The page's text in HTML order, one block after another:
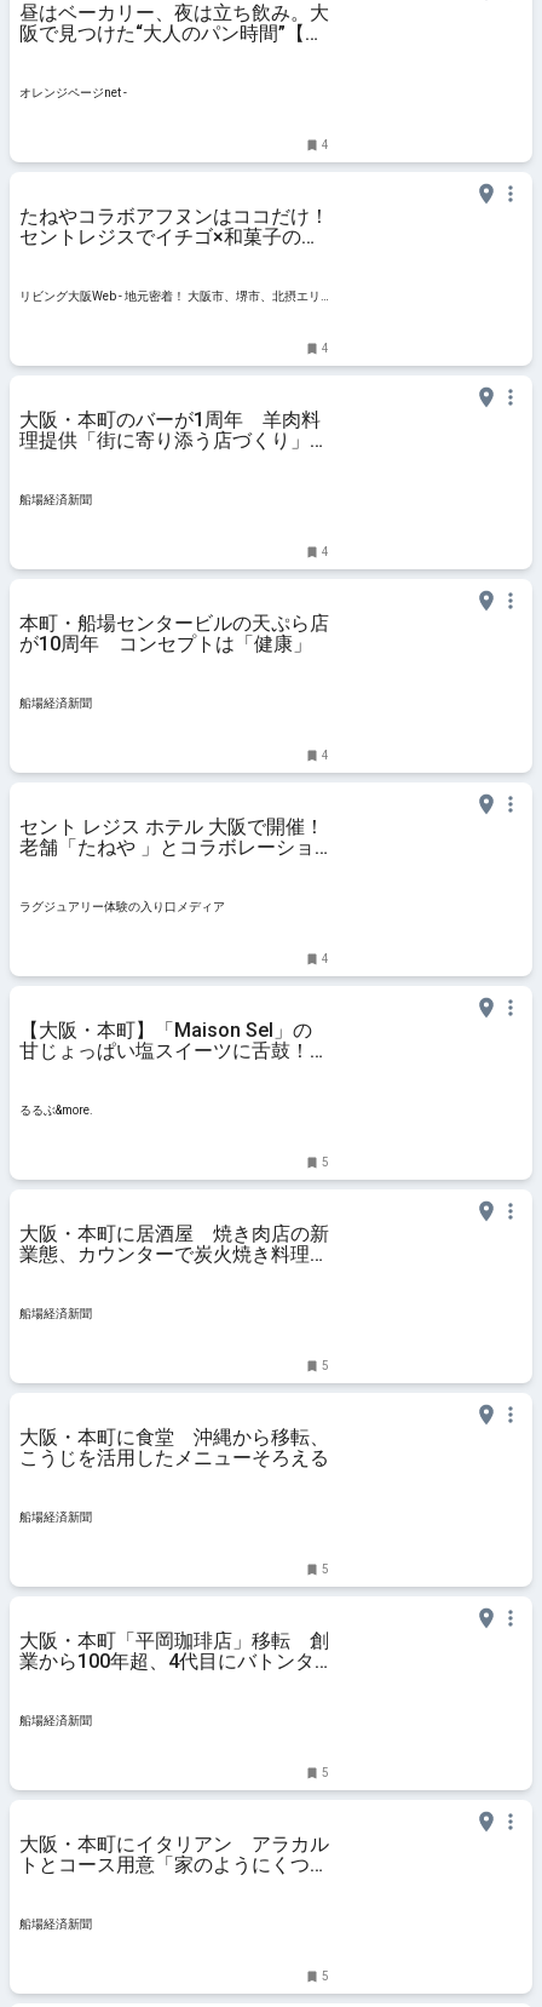
昼はベーカリー、夜は立ち飲み。大
阪で見つけた“大人のパン時間”【お
オレンジページnet -
4
たねやコラボアフヌンはココだけ！
セントレジスでイチゴ×和菓子の幸
リビング大阪Web - 地元密着！ 大阪市、堺市、北摂エリ
4
大阪・本町のバーが1周年 羊肉料
理提供「街に寄り添う店づくり」目
船場経済新聞
4
本町・船場センタービルの天ぷら店
が10周年 コンセプトは「健康」
船場経済新聞
4
セント レジス ホテル 大阪で開催！
老舗「たねや 」とコラボレーショ
ラグジュアリー体験の入り口メディア
4
【大阪・本町】「Maison Sel」の
甘じょっぱい塩スイーツに舌鼓！
るるぶ&more.
5
大阪・本町に居酒屋 焼き肉店の新
業態、カウンターで炭火焼き料理提
船場経済新聞
5
大阪・本町に食堂 沖縄から移転、
こうじを活用したメニューそろえる
船場経済新聞
5
大阪・本町「平岡珈琲店」移転 創
業から100年超、4代目にバトンタ
船場経済新聞
5
大阪・本町にイタリアン アラカル
トとコース用意「家のようにくつろ
船場経済新聞
5